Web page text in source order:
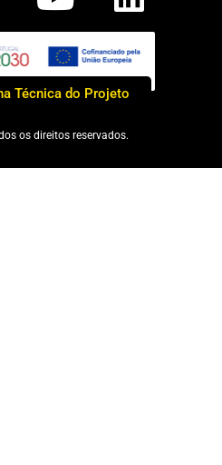
Técnica do Projeto
os direitos reservados.